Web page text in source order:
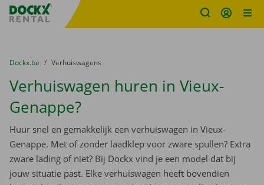
Fratello DEMO
U bevindt zich hier:
van
Dockx.be naar
Verhuiswagens
Verhuiswagen huren in Vieux-
Genappe?
Huur snel en gemakkelijk een verhuiswagen in Vieux-
Genappe. Met of zonder laadklep voor zware spullen? Extra
zware lading of niet? Bij Dockx vind je een model dat bij
jouw situatie past. Elke verhuiswagen heeft bovendien